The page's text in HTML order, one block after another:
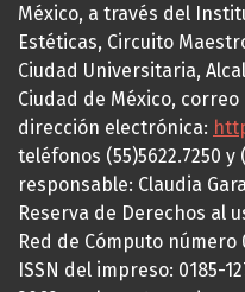
México, a través del
Estéticas, Circuito
Ciudad Universitaria,
Ciudad de México,
dirección electrónica:
teléfonos (55)5622.7250 y
responsable: Claudia
Reserva de Derechos al
Red de Cómputo número
ISSN del impreso: 0185-